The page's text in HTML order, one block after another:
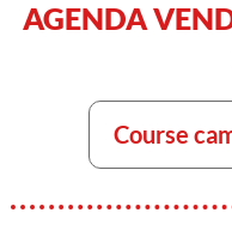
AGENDA
Course